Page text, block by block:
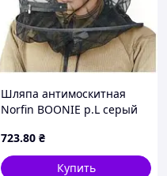
Шляпа антимоскитная
Norfin BOONIE р.L серый
быстрой доставкой по
Украине
723.80 ₴
Купить